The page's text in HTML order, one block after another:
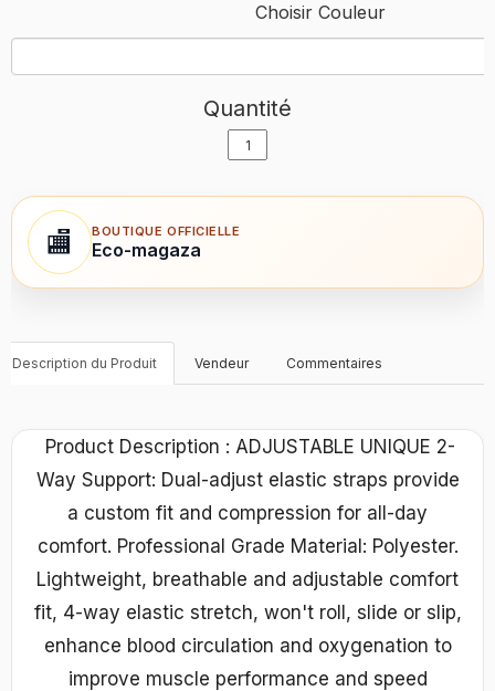
Choisir Couleur
Quantité
🏬 BOUTIQUE OFFICIELLE
Eco-magaza
Description du Produit Vendeur Commentaires
Product Description : ADJUSTABLE UNIQUE 2-
Way Support: Dual-adjust elastic straps provide
a custom fit and compression for all-day
comfort. Professional Grade Material: Polyester.
Lightweight, breathable and adjustable comfort
fit, 4-way elastic stretch, won't roll, slide or slip,
enhance blood circulation and oxygenation to
improve muscle performance and speed